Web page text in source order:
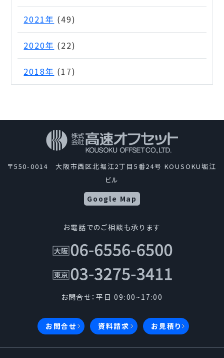
2021年 (49)
2020年 (22)
2018年 (17)
〒550-0014 大阪市西区北堀江2丁目5番24号 KOUSOKU堀江
ビル
Google Map
お電話でのご相談も承ります
お問合せ：平日 09:00~17:00
お問合せ 資料請求 お見積り